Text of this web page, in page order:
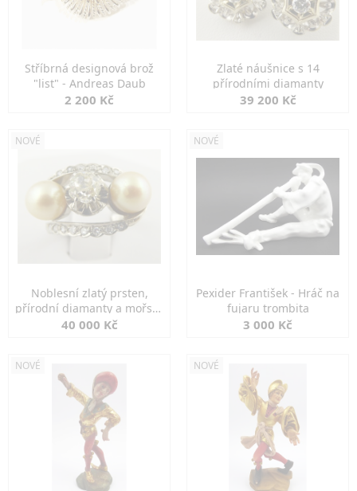
Stříbrná designová brož
"list" - Andreas Daub
2 200 Kč
Zlaté náušnice s 14
přírodními diamanty
39 200 Kč
NOVÉ
Noblesní zlatý prsten,
přírodní diamanty a mořské
perly
40 000 Kč
NOVÉ
Pexider František - Hráč na
fujaru trombita
3 000 Kč
NOVÉ NOVÉ